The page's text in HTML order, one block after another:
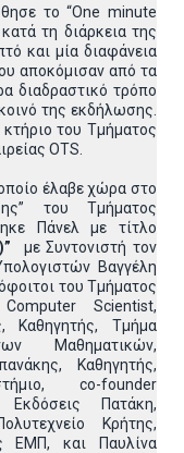
το “One minute
τη διάρκεια της
και μία διαφάνεια
αποκόμισαν από τα
διαδραστικό τρόπο
της εκδήλωσης.
του Τμήματος
OTS.
έλαβε χώρα στο
του Τμήματος
Πάνελ με τίτλο
με Συντονιστή τον
Βαγγέλη
του Τμήματος
Scientist,
Καθηγητής, Τμήμα
Μαθηματικών,
Καθηγητής,
co-founder
Πατάκη,
Κρήτης,
ΕΜΠ, και Παυλίνα